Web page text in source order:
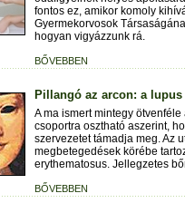
fontos ez, amikor komoly
Gyermekorvosok
hogyan vigyázzunk rá.
BŐVEBBEN
Pillangó az arcon: a lupus
A ma ismert mintegy
csoportra osztható aszerint,
szervezetet támadja meg. Az
megbetegedések körébe
erythematosus. Jellegzetes
BŐVEBBEN